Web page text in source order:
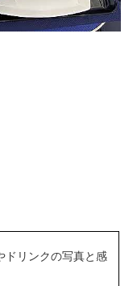
ドリンクの写真と感